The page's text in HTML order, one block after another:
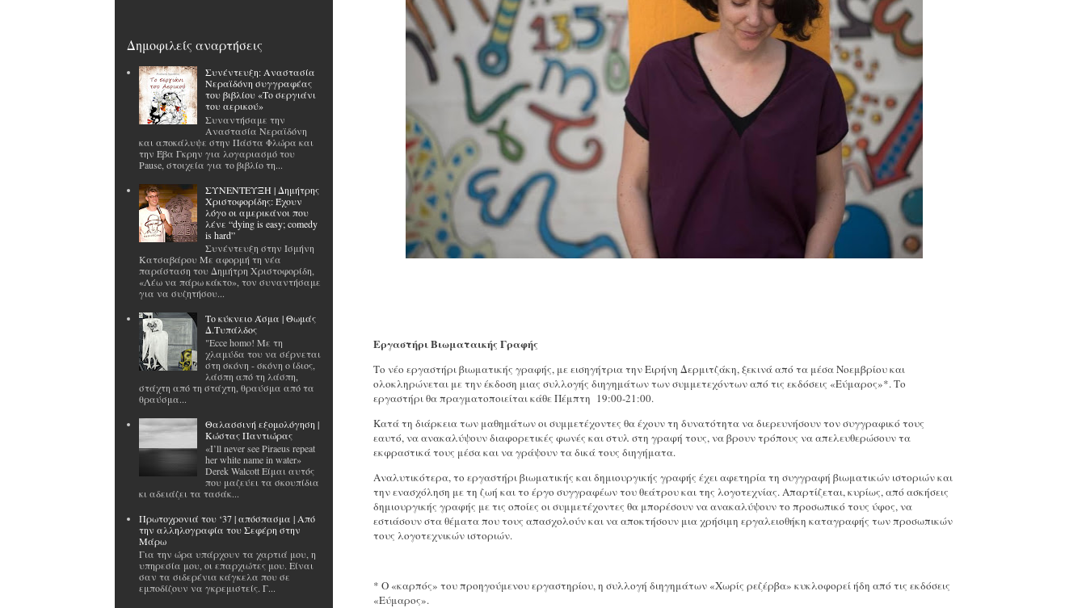
Εργαστήρι Βιωματαικής Γραφής
Το νέο εργαστήρι βιωματικής γραφής, με εισηγήτρια την Ειρήνη Δερμιτζάκη, ξεκινά από τα μέσα Νοεμβρίου και
ολοκληρώνεται με την έκδοση μιας συλλογής διηγημάτων των συμμετεχόντων από τις εκδόσεις «Εύμαρος»*. Το
εργαστήρι θα πραγματοποιείται κάθε Πέμπτη 19:00-21:00.
Κατά τη διάρκεια των μαθημάτων οι συμμετέχοντες θα έχουν τη δυνατότητα να διερευνήσουν τον συγγραφικό τους
εαυτό, να ανακαλύψουν διαφορετικές φωνές και στυλ στη γραφή τους, να βρουν τρόπους να απελευθερώσουν τα
εκφραστικά τους μέσα και να γράψουν τα δικά τους διηγήματα.
Αναλυτικότερα, το εργαστήρι βιωματικής και δημιουργικής γραφής έχει αφετηρία τη συγγραφή βιωματικών ιστοριών και
την ενασχόληση με τη ζωή και το έργο συγγραφέων του θεάτρου και της λογοτεχνίας. Απαρτίζεται, κυρίως, από ασκήσεις
δημιουργικής γραφής με τις οποίες οι συμμετέχοντες θα μπορέσουν να ανακαλύψουν το προσωπικό τους ύφος, να
εστιάσουν στα θέματα που τους απασχολούν και να αποκτήσουν μια χρήσιμη εργαλειοθήκη καταγραφής των προσωπικών
τους λογοτεχνικών ιστοριών.
* Ο «καρπός» του προηγούμενου εργαστηρίου, η συλλογή διηγημάτων «Χωρίς ρεζέρβα» κυκλοφορεί ήδη από τις εκδόσεις
«Εύμαρος».
Δημοφιλείς αναρτήσεις
Συνέντευξη: Αναστασία
Νεραϊδόνη συγγραφέας
του βιβλίου «Το σεργιάνι
του αερικού»
Συναντήσαμε την
Αναστασία Νεραϊδόνη
και αποκάλυψε στην Πάστα Φλώρα και
την Έβα Γκρην για λογαριασμό του
Pause, στοιχεία για το βιβλίο τη...
ΣΥΝΕΝΤΕΥΞΗ | Δημήτρης
Χριστοφορίδης: Έχουν
λόγο οι αμερικάνοι που
λένε “dying is easy; comedy
is hard”
Συνέντευξη στην Ισμήνη
Κατσαβάρου Με αφορμή τη νέα
παράσταση του Δημήτρη Χριστοφορίδη,
«Λέω να πάρω κάκτο», τον συναντήσαμε
για να συζητήσου...
Το κύκνειο Άσμα | Θωμάς
Δ.Τυπάλδος
"Ecce homo! Με τη
χλαμύδα του να σέρνεται
στη σκόνη - σκόνη ο ίδιος,
λάσπη από τη λάσπη,
στάχτη από τη στάχτη, θραύσμα από τα
θραύσμα...
Θαλασσινή εξομολόγηση |
Κώστας Παντιώρας
«I’ll never see Piraeus repeat
her white name in water»
Derek Walcott Είμαι αυτός
που μαζεύει τα σκουπίδια
κι αδειάζει τα τασάκ...
Πρωτοχρονιά του ‘37 | απόσπασμα | Από
την αλληλογραφία του Σεφέρη στην
Μάρω
Για την ώρα υπάρχουν τα χαρτιά μου, η
υπηρεσία μου, οι επαρχιώτες μου. Είναι
σαν τα σιδερένια κάγκελα που σε
εμποδίζουν να γκρεμιστείς. Γ...